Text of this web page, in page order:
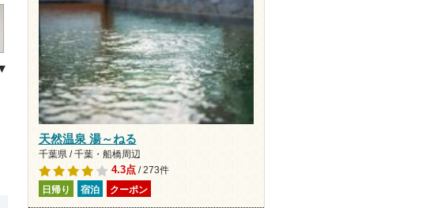
天然温泉 湯～ねる
千葉県 / 千葉・船橋周辺
4.3点/ 273件
日帰り 宿泊 クーポン